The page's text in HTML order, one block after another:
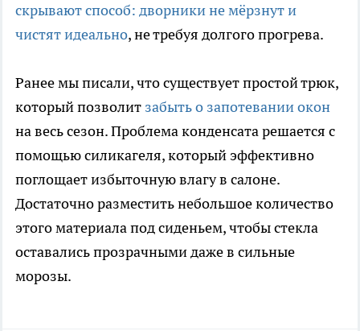
скрывают способ: дворники не мёрзнут и
чистят идеально, не требуя долгого прогрева.
Ранее мы писали, что существует простой трюк,
который позволит забыть о запотевании окон
на весь сезон. Проблема конденсата решается с
помощью силикагеля, который эффективно
поглощает избыточную влагу в салоне.
Достаточно разместить небольшое количество
этого материала под сиденьем, чтобы стекла
оставались прозрачными даже в сильные
морозы.